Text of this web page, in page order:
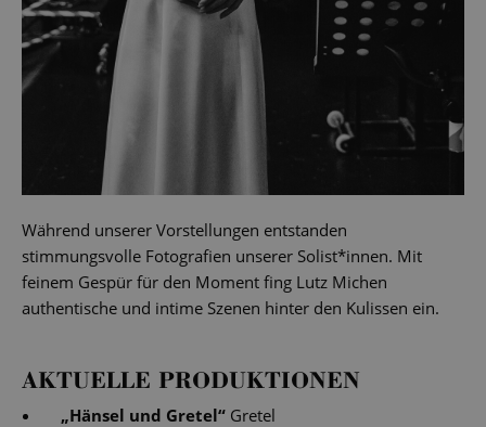
Während unserer Vorstellungen entstanden
stimmungsvolle Fotografien unserer Solist*innen. Mit
feinem Gespür für den Moment fing Lutz Michen
authentische und intime Szenen hinter den Kulissen ein.
AKTUELLE PRODUKTIONEN
„Hänsel und Gretel“ Gretel